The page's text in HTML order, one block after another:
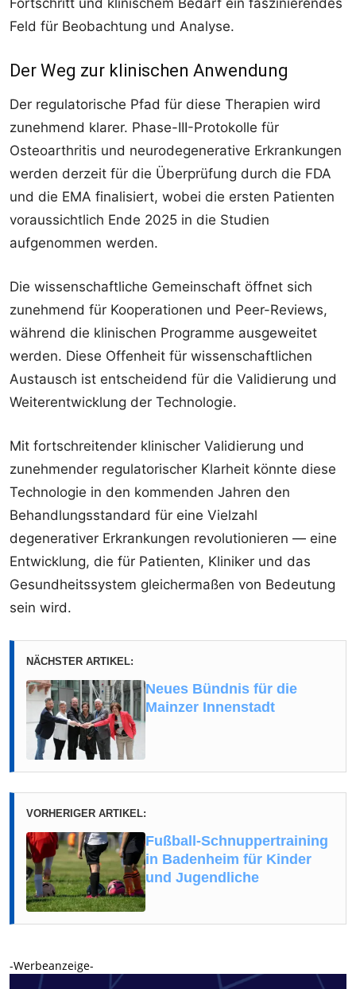
Fortschritt und klinischem Bedarf ein faszinierendes
Feld für Beobachtung und Analyse.
Der Weg zur klinischen Anwendung
Der regulatorische Pfad für diese Therapien wird
zunehmend klarer. Phase-III-Protokolle für
Osteoarthritis und neurodegenerative Erkrankungen
werden derzeit für die Überprüfung durch die FDA
und die EMA finalisiert, wobei die ersten Patienten
voraussichtlich Ende 2025 in die Studien
aufgenommen werden.
Die wissenschaftliche Gemeinschaft öffnet sich
zunehmend für Kooperationen und Peer-Reviews,
während die klinischen Programme ausgeweitet
werden. Diese Offenheit für wissenschaftlichen
Austausch ist entscheidend für die Validierung und
Weiterentwicklung der Technologie.
Mit fortschreitender klinischer Validierung und
zunehmender regulatorischer Klarheit könnte diese
Technologie in den kommenden Jahren den
Behandlungsstandard für eine Vielzahl
degenerativer Erkrankungen revolutionieren — eine
Entwicklung, die für Patienten, Kliniker und das
Gesundheitssystem gleichermaßen von Bedeutung
sein wird.
NÄCHSTER ARTIKEL:
Neues Bündnis für die
Mainzer Innenstadt
VORHERIGER ARTIKEL:
Fußball-Schnuppertraining
in Badenheim für Kinder
und Jugendliche
-Werbeanzeige-